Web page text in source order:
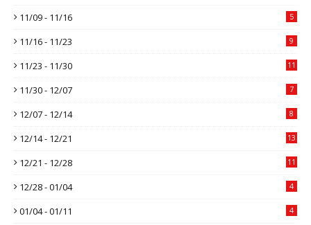
11/09 - 11/16 5
11/16 - 11/23 9
11/23 - 11/30 11
11/30 - 12/07 7
12/07 - 12/14 8
12/14 - 12/21 13
12/21 - 12/28 11
12/28 - 01/04 4
01/04 - 01/11 4